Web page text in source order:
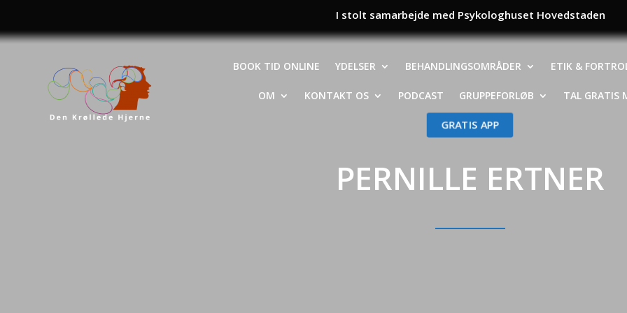
I stolt samarbejde med Psykologhuset Hovedstaden
BOOK TID ONLINE YDELSER BEHANDLINGSOMRÅDER ETIK &
OM KONTAKT OS PODCAST GRUPPEFORLØB TAL GRATIS
GRATIS APP
PERNILLE ERTNER